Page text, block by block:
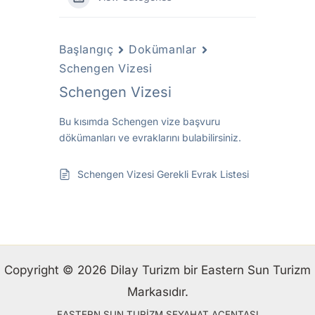
Başlangıç
Dokümanlar
Schengen Vizesi
Schengen Vizesi
Bu kısımda Schengen vize başvuru
dökümanları ve evraklarını bulabilirsiniz.
Schengen Vizesi Gerekli Evrak Listesi
Copyright © 2026 Dilay Turizm bir Eastern Sun Turizm
Markasıdır.